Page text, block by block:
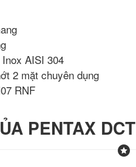
AISI 304
2 mặt chuyên dụng
RNF
PENTAX DCT